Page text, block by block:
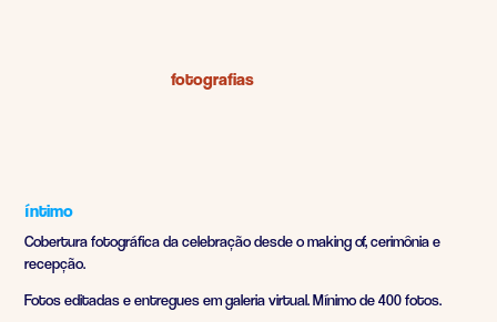
fotografias
íntimo
Cobertura fotográfica da celebração desde o making of, cerimônia e
recepção.
Fotos editadas e entregues em galeria virtual. Mínimo de 400 fotos.